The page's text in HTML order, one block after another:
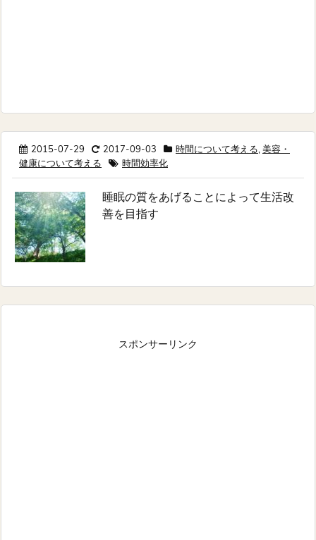
2015-07-29 2017-09-03 時間について考える,美容・
健康について考える
時間効率化
睡眠の質をあげることによって生活改
善を目指す
スポンサーリンク